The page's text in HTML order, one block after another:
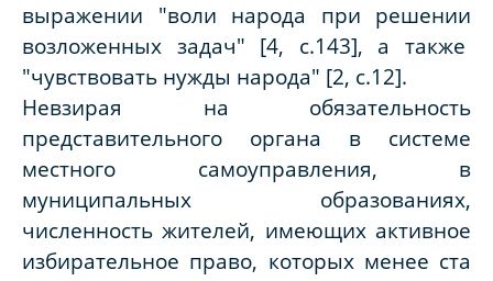
выражении "воли народа при решении
возложенных задач" [4, с.143], а также
"чувствовать нужды народа" [2, с.12].
Невзирая на обязательность
представительного органа в системе
местного самоуправления, в
муниципальных образованиях,
численность жителей, имеющих активное
избирательное право, которых менее ста